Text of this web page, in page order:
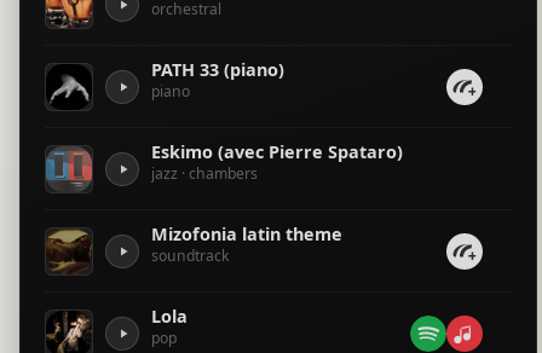
love celli
piano
orchestral
piano · orchestral
orchestral
PATH 33 (piano)
piano
Eskimo (avec Pierre Spataro)
jazz · chambers
Mizofonia latin theme
soundtrack
Lola
pop